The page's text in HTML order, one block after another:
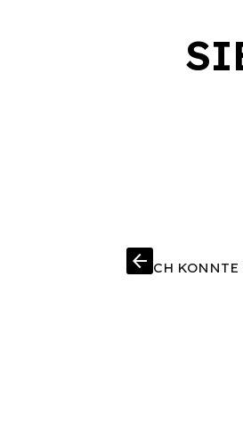
ICH
arrow_back